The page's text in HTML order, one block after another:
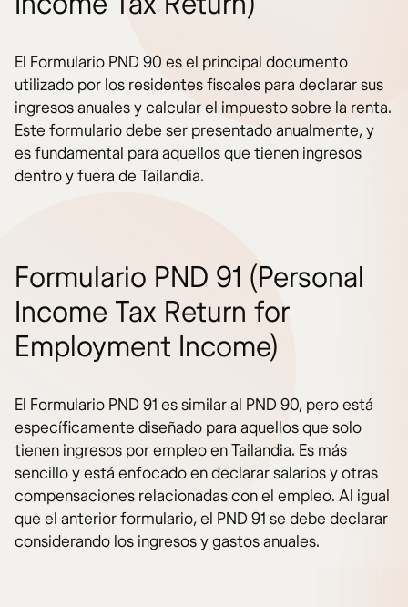
El Formulario PND 90 es el principal documento
utilizado por los residentes fiscales para declarar sus
ingresos anuales y calcular el impuesto sobre la renta.
Este formulario debe ser presentado anualmente, y
es fundamental para aquellos que tienen ingresos
dentro y fuera de Tailandia.
Formulario PND 91 (Personal
Income Tax Return for
Employment Income)
El Formulario PND 91 es similar al PND 90, pero está
específicamente diseñado para aquellos que solo
tienen ingresos por empleo en Tailandia. Es más
sencillo y está enfocado en declarar salarios y otras
compensaciones relacionadas con el empleo. Al igual
que el anterior formulario, el PND 91 se debe declarar
considerando los ingresos y gastos anuales.